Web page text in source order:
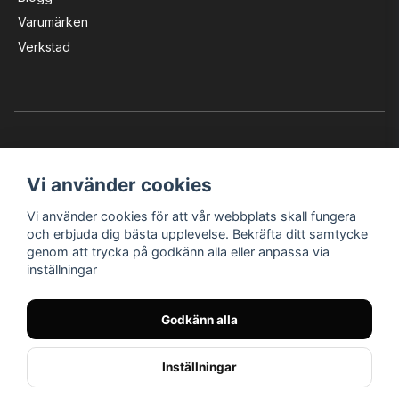
Varumärken
Verkstad
© Nilssons MC - Allt för dig & din MC
Instagram Facebook YouTube
Vi använder cookies
Vi använder cookies för att vår webbplats skall fungera
och erbjuda dig bästa upplevelse. Bekräfta ditt samtycke
genom att trycka på godkänn alla eller anpassa via
inställningar
Godkänn alla
Inställningar